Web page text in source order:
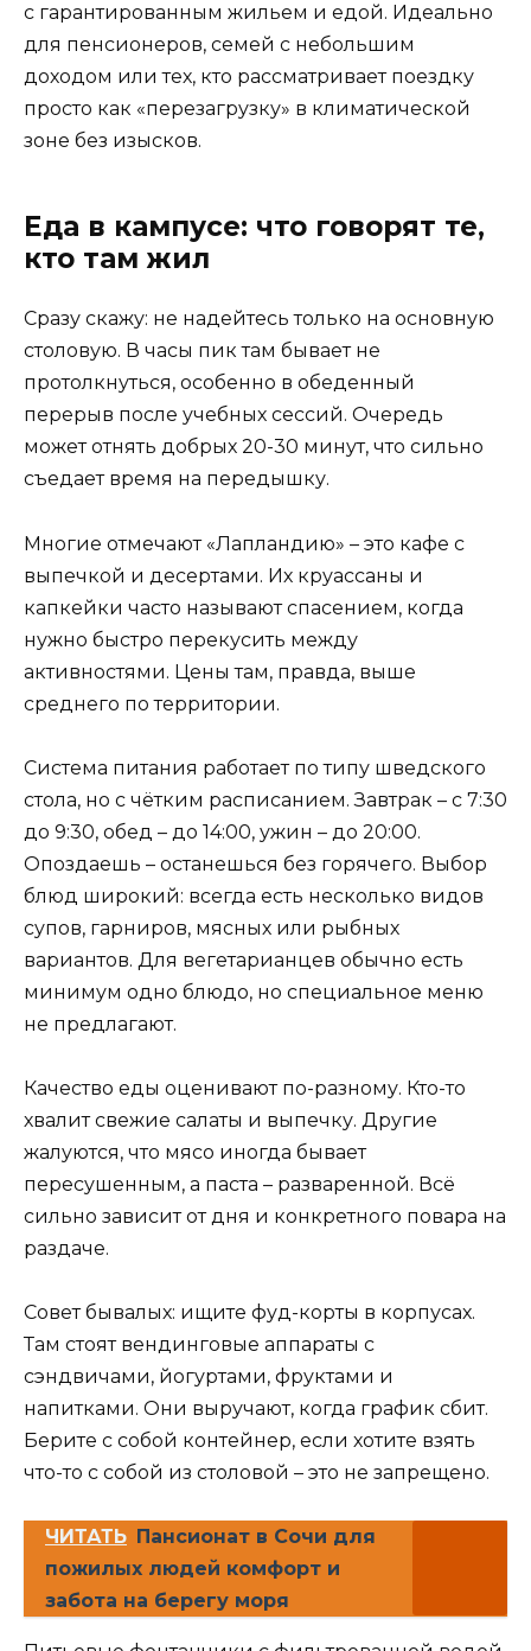
с гарантированным жильем и едой. Идеально
для пенсионеров, семей с небольшим
доходом или тех, кто рассматривает поездку
просто как «перезагрузку» в климатической
зоне без изысков.
Еда в кампусе: что говорят те,
кто там жил
Сразу скажу: не надейтесь только на основную
столовую. В часы пик там бывает не
протолкнуться, особенно в обеденный
перерыв после учебных сессий. Очередь
может отнять добрых 20-30 минут, что сильно
съедает время на передышку.
Многие отмечают «Лапландию» – это кафе с
выпечкой и десертами. Их круассаны и
капкейки часто называют спасением, когда
нужно быстро перекусить между
активностями. Цены там, правда, выше
среднего по территории.
Система питания работает по типу шведского
стола, но с чётким расписанием. Завтрак – с 7:30
до 9:30, обед – до 14:00, ужин – до 20:00.
Опоздаешь – останешься без горячего. Выбор
блюд широкий: всегда есть несколько видов
супов, гарниров, мясных или рыбных
вариантов. Для вегетарианцев обычно есть
минимум одно блюдо, но специальное меню
не предлагают.
Качество еды оценивают по-разному. Кто-то
хвалит свежие салаты и выпечку. Другие
жалуются, что мясо иногда бывает
пересушенным, а паста – разваренной. Всё
сильно зависит от дня и конкретного повара на
раздаче.
Совет бывалых: ищите фуд-корты в корпусах.
Там стоят вендинговые аппараты с
сэндвичами, йогуртами, фруктами и
напитками. Они выручают, когда график сбит.
Берите с собой контейнер, если хотите взять
что-то с собой из столовой – это не запрещено.
ЧИТАТЬ Пансионат в Сочи для
пожилых людей комфорт и
забота на берегу моря